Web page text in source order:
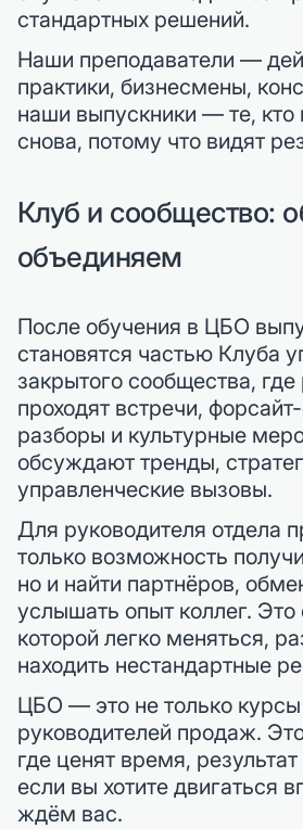
стандартных решений.
Наши преподаватели —
практики, бизнесмены,
наши выпускники — те,
снова, потому что видят
Клуб и сообщество:
объединяем
После обучения в ЦБО
становятся частью Клуба
закрытого сообщества, где
проходят встречи,
разборы и культурные
обсуждают тренды,
управленческие вызовы.
Для руководителя отдела
только возможность
но и найти партнёров,
услышать опыт коллег. Это
которой легко меняться,
находить нестандартные
ЦБО — это не только
руководителей продаж.
где ценят время,
если вы хотите двигаться
ждём вас.